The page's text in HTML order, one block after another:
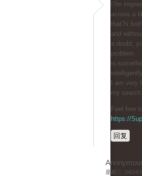
I?m
across a
that?s
and
a doubt,
problem
is
I am
my
Feel free
https://
回复
星期三, 04/24/